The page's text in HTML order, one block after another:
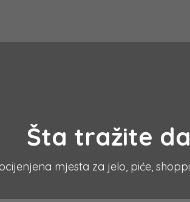
Šta tražite
mjesta za jelo, piće,